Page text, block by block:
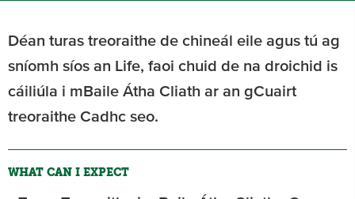
Déan turas treoraithe de chineál eile agus tú ag
sníomh síos an Life, faoi chuid de na droichid is
cáiliúla i mBaile Átha Cliath ar an gCuairt
treoraithe Cadhc seo.
WHAT CAN I EXPECT